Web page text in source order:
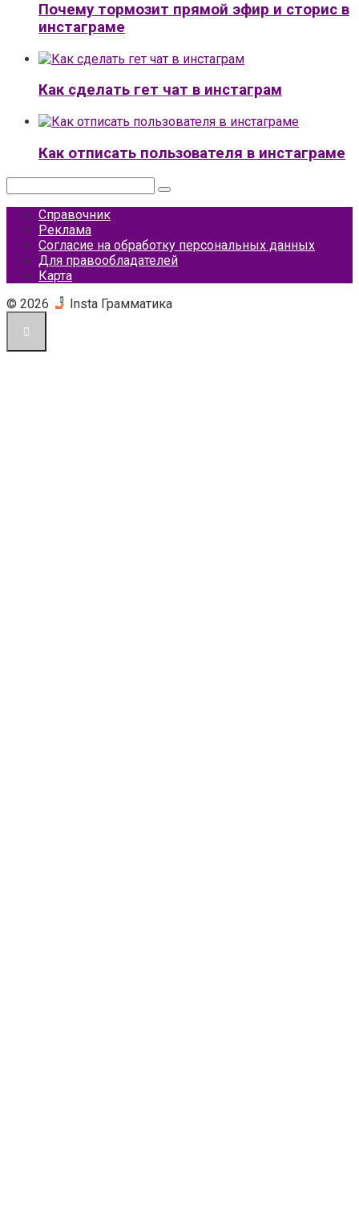
Почему тормозит прямой эфир и сторис в
инстаграме
Как сделать гет чат в инстаграм
Как отписать пользователя в инстаграме
Справочник
Реклама
Согласие на обработку персональных данных
Для правообладателей
Карта
© 2026
Insta Грамматика